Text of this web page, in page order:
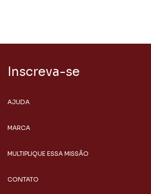
Inscreva-se
AJUDA
Trocas e Devoluções
MARCA
Sua História
MULTIPLIQUE ESSA MISSÃO
CONTATO